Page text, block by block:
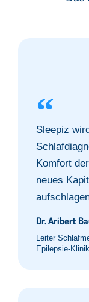
Sleepiz
Komfort
neues
Dr. Aribert
Leiter
Epilepsie-Klinik